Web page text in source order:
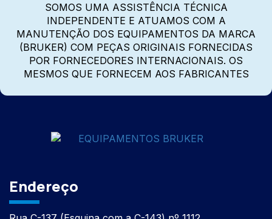
SOMOS UMA ASSISTÊNCIA TÉCNICA
INDEPENDENTE E ATUAMOS COM A
MANUTENÇÃO DOS EQUIPAMENTOS DA MARCA
(BRUKER) COM PEÇAS ORIGINAIS FORNECIDAS
POR FORNECEDORES INTERNACIONAIS. OS
MESMOS QUE FORNECEM AOS FABRICANTES
Endereço